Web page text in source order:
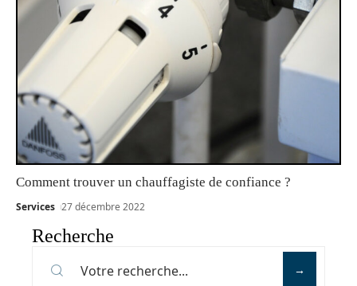
Comment trouver un chauffagiste de confiance ?
Services 27 décembre 2022
Recherche